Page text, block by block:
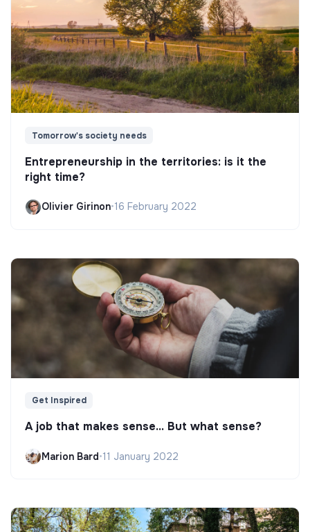
Tomorrow's society needs
Entrepreneurship in the territories: is it the
right time?
Olivier Girinon•16 February 2022
Get Inspired
A job that makes sense... But what sense?
Marion Bard•11 January 2022